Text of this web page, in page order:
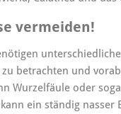
vermeiden!
betrachten und
Wurzelfäule oder
ein ständig nasser